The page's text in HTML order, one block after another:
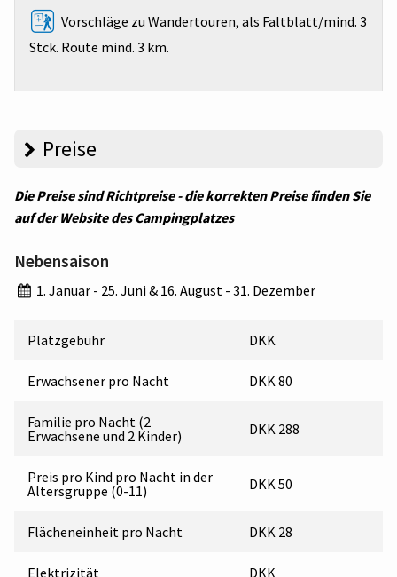
Vorschläge zu Wandertouren, als Faltblatt/mind. 3
Stck. Route mind. 3 km.
Preise
Die Preise sind Richtpreise - die korrekten Preise finden Sie
auf der Website des Campingplatzes
Nebensaison
1. Januar - 25. Juni & 16. August - 31. Dezember
Platzgebühr DKK
Erwachsener pro Nacht DKK 80
Familie pro Nacht (2
Erwachsene und 2 Kinder)
DKK 288
Preis pro Kind pro Nacht in der
Altersgruppe (0-11)
DKK 50
Flächeneinheit pro Nacht DKK 28
Elektrizität DKK